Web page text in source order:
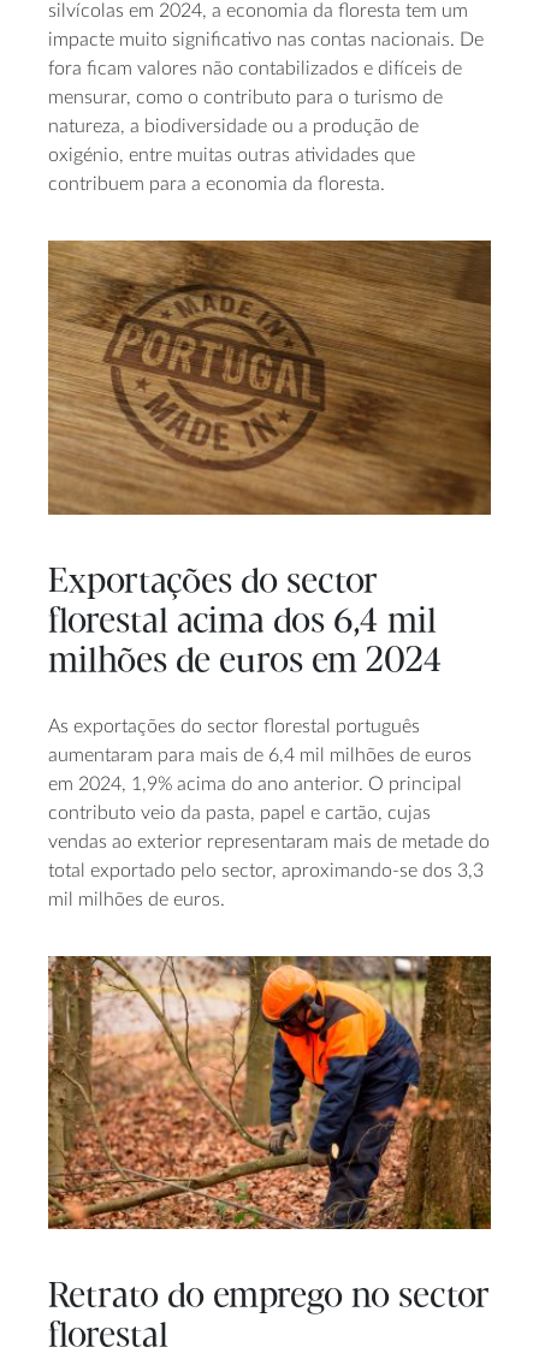
silvícolas em 2024, a economia da floresta tem um
impacte muito significativo nas contas nacionais. De
fora ficam valores não contabilizados e difíceis de
mensurar, como o contributo para o turismo de
natureza, a biodiversidade ou a produção de
oxigénio, entre muitas outras atividades que
contribuem para a economia da floresta.
Exportações do sector
florestal acima dos 6,4 mil
milhões de euros em 2024
As exportações do sector florestal português
aumentaram para mais de 6,4 mil milhões de euros
em 2024, 1,9% acima do ano anterior. O principal
contributo veio da pasta, papel e cartão, cujas
vendas ao exterior representaram mais de metade do
total exportado pelo sector, aproximando-se dos 3,3
mil milhões de euros.
Retrato do emprego no sector
florestal